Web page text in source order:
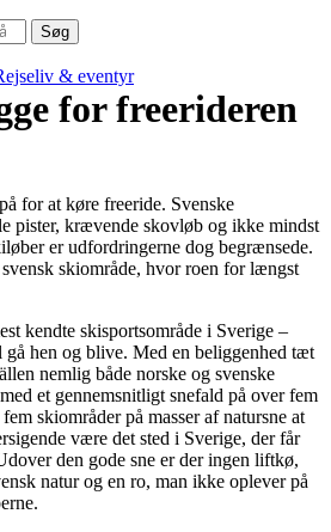
& eventyr
for freerideren
for at køre freeride. Svenske
pister, krævende skovløb og ikke mindst
er udfordringerne dog begrænsede.
skiområde, hvor roen for længst
kendte skisportsområde i Sverige –
gå hen og blive. Med en beliggenhed tæt
nemlig både norske og svenske
et gennemsnitligt snefald på over fem
skiområder på masser af natursne at
være det sted i Sverige, der får
den gode sne er der ingen liftkø,
natur og en ro, man ikke oplever på